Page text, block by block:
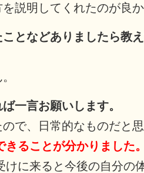
説明してくれたのが良
となどありましたら教
一言お願いします。
で、日常的なものだと
ることが分かりました。
に来ると今後の自分の